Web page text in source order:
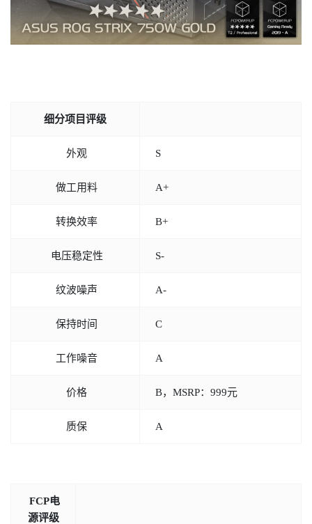
细分项目评级
外观 S
做工用料 A+
转换效率 B+
电压稳定性 S-
纹波噪声 A-
保持时间 C
工作噪音 A
价格 B，MSRP：999元
质保 A
FCP电
源评级